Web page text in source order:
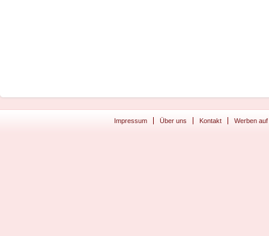
Impressum Über uns Kontakt Werben